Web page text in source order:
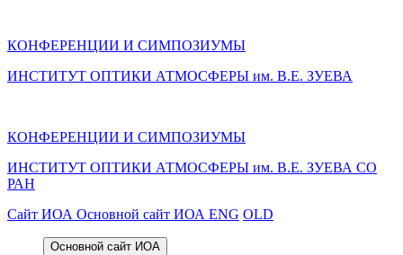
КОНФЕРЕНЦИИ И СИМПОЗИУМЫ
ИНСТИТУТ ОПТИКИ АТМОСФЕРЫ им. В.Е. ЗУЕВА
КОНФЕРЕНЦИИ И СИМПОЗИУМЫ
ИНСТИТУТ ОПТИКИ АТМОСФЕРЫ им. В.Е. ЗУЕВА СО
РАН
Cайт ИОА Основной сайт ИОА ENG OLD
Основной сайт ИОА